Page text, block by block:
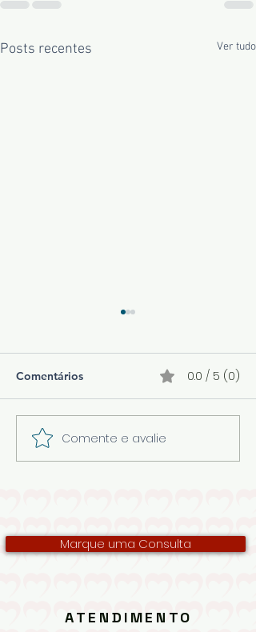
Posts recentes Ver tudo
O que fazer se sua
pressão cair?
Comentários 0.0 / 5 (0)
Comente e avalie
Marque uma Consulta
ATENDIMENTO